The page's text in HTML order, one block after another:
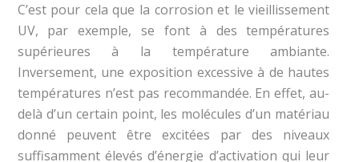
C’est pour cela que la corrosion et le vieillissement
UV, par exemple, se font à des températures
supérieures à la température ambiante.
Inversement, une exposition excessive à de hautes
températures n’est pas recommandée. En effet, au-
delà d’un certain point, les molécules d’un matériau
donné peuvent être excitées par des niveaux
suffisamment élevés d’énergie d’activation qui leur